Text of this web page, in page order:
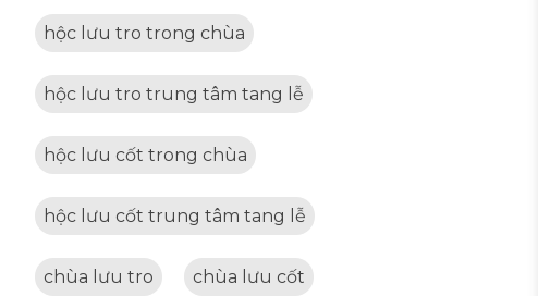
hộc lưu tro trong chùa
hộc lưu tro trung tâm tang lễ
hộc lưu cốt trong chùa
hộc lưu cốt trung tâm tang lễ
chùa lưu tro chùa lưu cốt